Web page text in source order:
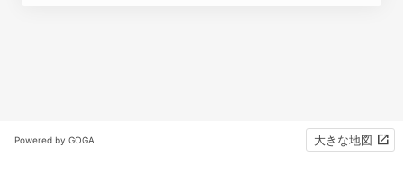
Powered by GOGA 大きな地図